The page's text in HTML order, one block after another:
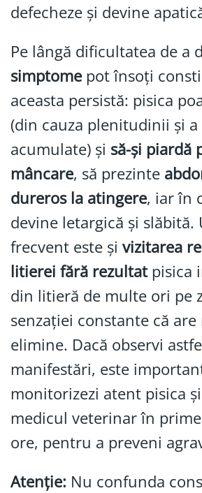
defecheze și devine
Pe lângă dificultatea de a
simptomepot însoți
aceasta persistă: pisica
(din cauza plenitudinii și
acumulate) și să-și piardă
mâncare, să prezinte
dureros la atingere, iar în
devine letargică și slăbită.
frecvent este și vizitarea
litierei fără rezultatpisica
din litieră de multe ori pe
senzației constante că are
elimine. Dacă observi
manifestări, este
monitorizezi atent pisica
medicul veterinar în
ore, pentru a preveni
Atenție: Nu confunda